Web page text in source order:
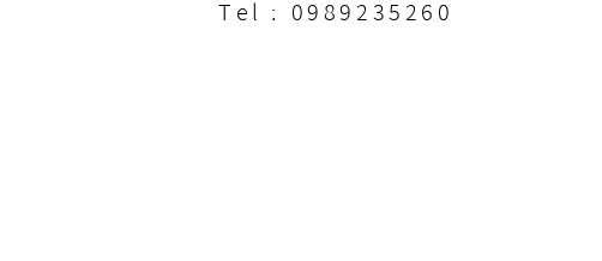
Tel : 0989235260